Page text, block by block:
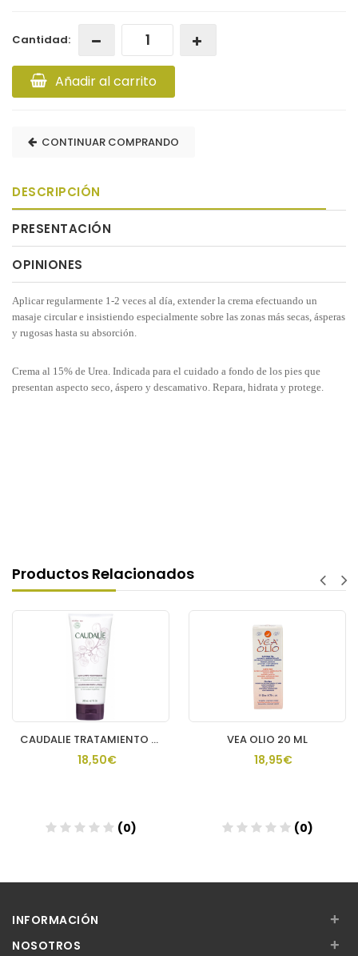
Cantidad:
Añadir al carrito
CONTINUAR COMPRANDO
DESCRIPCIÓN
PRESENTACIÓN
OPINIONES
Aplicar regularmente 1-2 veces al día, extender la crema efectuando un
masaje circular e insistiendo especialmente sobre las zonas más secas, ásperas
y rugosas hasta su absorción.
Crema al 15% de Urea. Indicada para el cuidado a fondo de los pies que
presentan aspecto seco, áspero y descamativo. Repara, hidrata y protege.
Productos Relacionados
CAUDALIE TRATAMIENTO CORPORAL NUTR THE DES VIGNES
18,50€
(0)
VEA OLIO 20 ML
18,95€
(0)
INFORMACIÓN +
NOSOTROS +